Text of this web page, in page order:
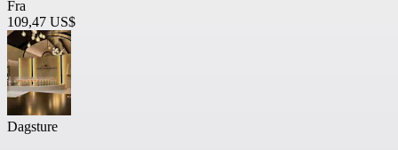
Fra
109,47 US$
Dagsture